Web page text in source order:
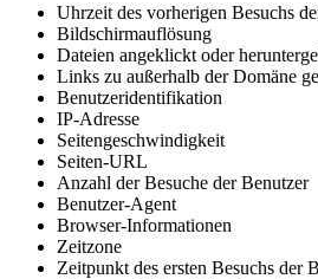
Uhrzeit des vorherigen Besuchs
Bildschirmauflösung
Dateien angeklickt oder
Links zu außerhalb der Domäne
Benutzeridentifikation
IP-Adresse
Seitengeschwindigkeit
Seiten-URL
Anzahl der Besuche der Benutzer
Benutzer-Agent
Browser-Informationen
Zeitzone
Zeitpunkt des ersten Besuchs der